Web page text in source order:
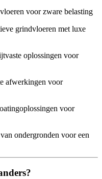
voor zware belasting
grindvloeren met luxe
oplossingen voor
afwerkingen voor
voor
ondergronden voor een